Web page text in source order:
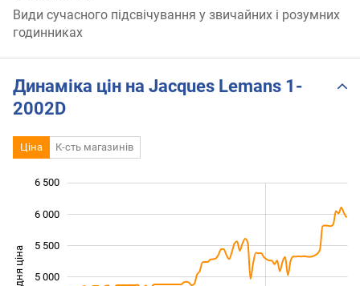
Види сучасного підсвічування у звичайних і розумних
годинниках
Динаміка цін на Jacques Lemans 1-
2002D
Ціна К-сть магазинів
3 500
5 000
5 500
6 000
6 500